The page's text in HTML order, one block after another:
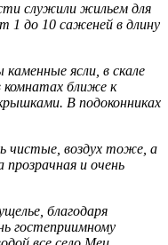
служили жильем для
1 до 10 саженей в длину
ясли, в скале
ближе к
В подоконниках
чистые, воздух тоже, а
про­зрачная и очень
благодаря
гостеприим­ному